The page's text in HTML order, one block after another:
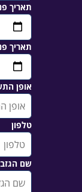
תאריך
תאריך
אופן
טלפון
שם